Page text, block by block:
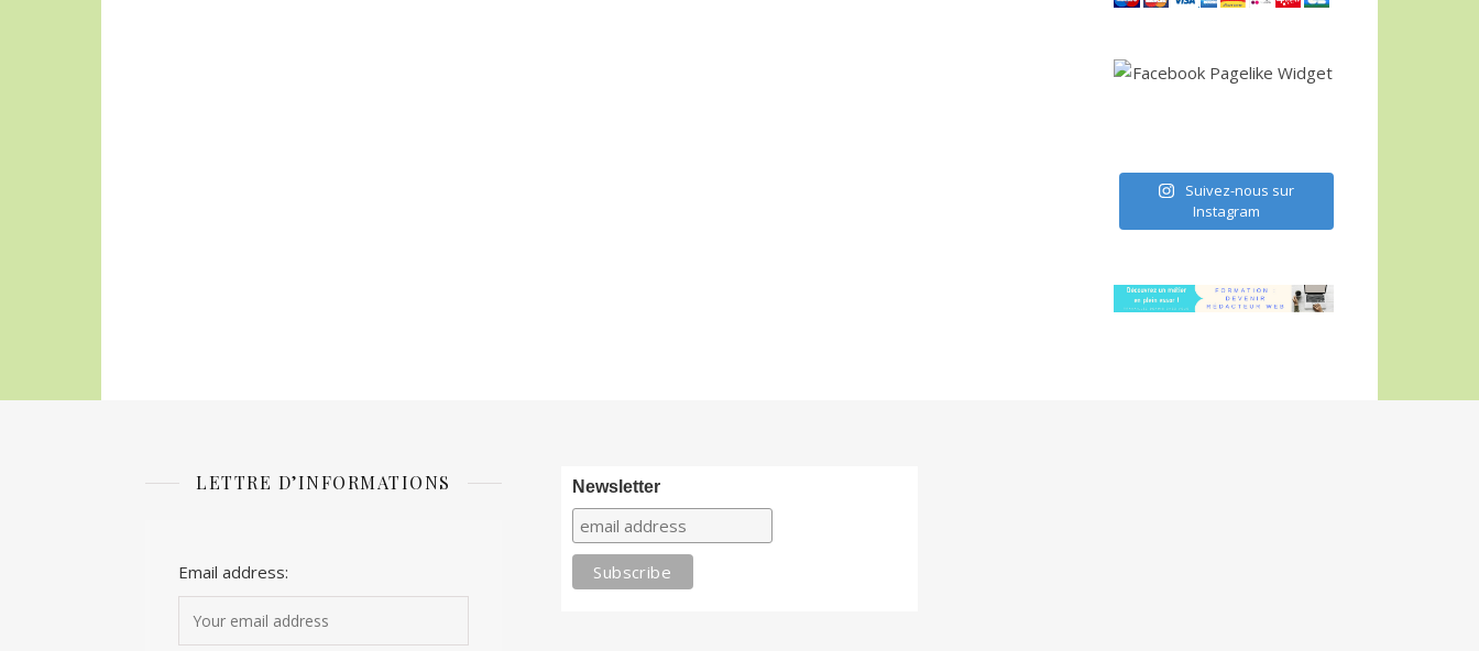
Suivez-nous sur
Instagram
LETTRE D’INFORMATIONS
Email address:
Newsletter